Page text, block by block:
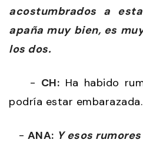
acostumbrados a
apaña muy bien, es
los dos.
- CH: Ha habido
podría estar embarazada.
- ANA: Y esos